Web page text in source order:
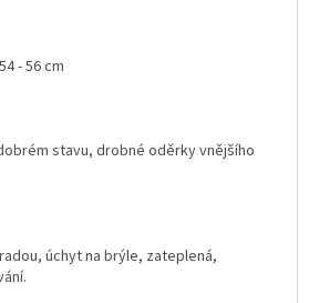
- 56 cm
stavu, drobné oděrky vnějšího
úchyt na brýle, zateplená,